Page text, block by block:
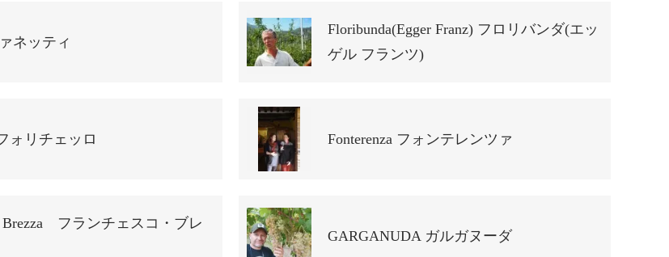
ネッティ
Floribunda(Egger Franz) フロリバンダ(エッ
ゲル フランツ)
ォリチェッロ Fonterenza フォンテレンツァ
Brezza フランチェスコ・ブレ
GARGANUDA ガルガヌーダ